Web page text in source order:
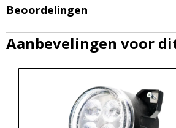
breedstraler. De lamp is een breedtestraler
ontworpen is voor de zwaarste
water- en stofdichtheid hoef je je geen
regen, modder of stof. De lamp is voorzien
Beoordelingen
Aanbevelingen voor